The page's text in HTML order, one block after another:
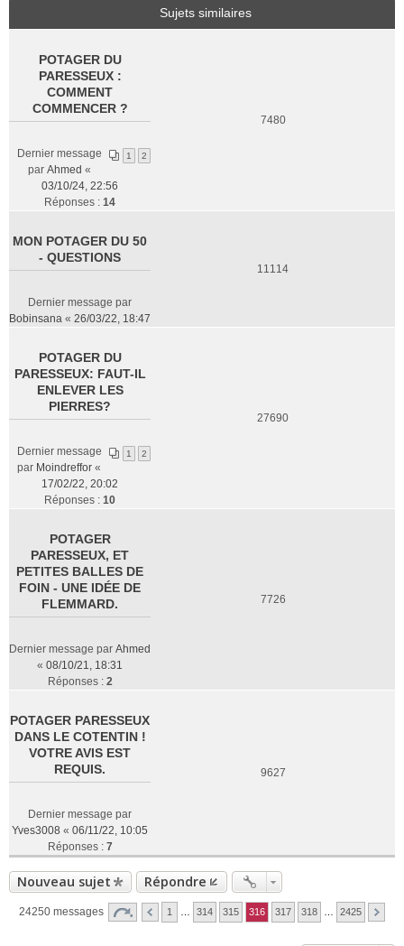
Sujets similaires
POTAGER DU
PARESSEUX :
COMMENT
COMMENCER ?
1 2
Dernier message
par Ahmed «
03/10/24, 22:56
Réponses : 14
7480
MON POTAGER DU 50
- QUESTIONS
Dernier message par
Bobinsana « 26/03/22, 18:47
11114
POTAGER DU
PARESSEUX: FAUT-IL
ENLEVER LES
PIERRES?
1 2
Dernier message
par Moindreffor «
17/02/22, 20:02
Réponses : 10
27690
POTAGER
PARESSEUX, ET
PETITES BALLES DE
FOIN - UNE IDÉE DE
FLEMMARD.
Dernier message par Ahmed
« 08/10/21, 18:31
Réponses : 2
7726
POTAGER PARESSEUX
DANS LE COTENTIN !
VOTRE AVIS EST
REQUIS.
Dernier message par
Yves3008 « 06/11/22, 10:05
Réponses : 7
9627
Nouveau sujet Répondre
24250 messages 1 314 315 316 317 318 2425